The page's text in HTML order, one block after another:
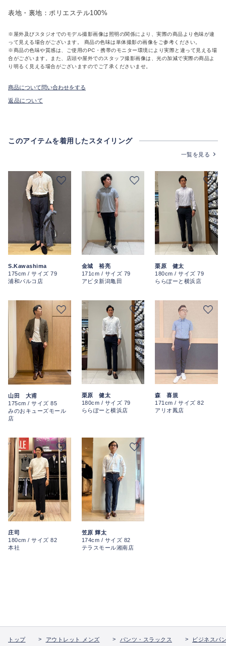
表地・裏地：ポリエステル100%
※屋外及びスタジオでのモデル撮影画像は照明の関係により、実際の商品より色味が違
って見える場合がございます。 商品の色味は単体撮影の画像をご参考ください。
※商品の色味や質感は、ご使用のPC・携帯のモニター環境により実際と違って見える場
合がございます。また、店頭や屋外でのスタッフ撮影画像は、光の加減で実際の商品よ
り明るく見える場合がございますのでご了承くださいませ。
商品について問い合わせをする
返品について
このアイテムを着用したスタイリング
一覧を見る
S.Kawashima
175cm / サイズ 79
浦和パルコ店
金城 裕亮
171cm / サイズ 79
アピタ新潟亀田
栗原 健太
180cm / サイズ 79
ららぽーと横浜店
山田 大甫
175cm / サイズ 85
みのおキューズモール
店
栗原 健太
180cm / サイズ 79
ららぽーと横浜店
森 喜規
171cm / サイズ 82
アリオ鳳店
庄司
180cm / サイズ 82
本社
笠原 輝太
174cm / サイズ 82
テラスモール湘南店
トップ アウトレット メンズ パンツ・スラックス ビジネスパ